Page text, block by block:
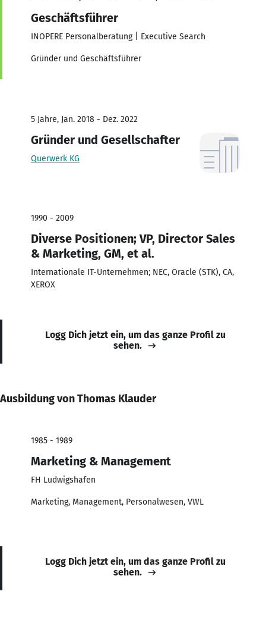
Geschäftsführer
INOPERE Personalberatung | Executive Search
Gründer und Geschäftsführer
5 Jahre, Jan. 2018 - Dez. 2022
Gründer und Gesellschafter
Querwerk KG
1990 - 2009
Diverse Positionen; VP, Director Sales
& Marketing, GM, et al.
Internationale IT-Unternehmen; NEC, Oracle (STK), CA,
XEROX
Logg Dich jetzt ein, um das ganze Profil zu
sehen.
Ausbildung von Thomas Klauder
1985 - 1989
Marketing & Management
FH Ludwigshafen
Marketing, Management, Personalwesen, VWL
Logg Dich jetzt ein, um das ganze Profil zu
sehen.